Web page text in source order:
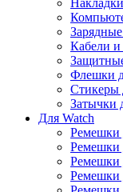
Кабели и
Флешки
Стикеры
Затычки
Для Watch
Ремешки
Ремешки
Ремешки
Ремешки